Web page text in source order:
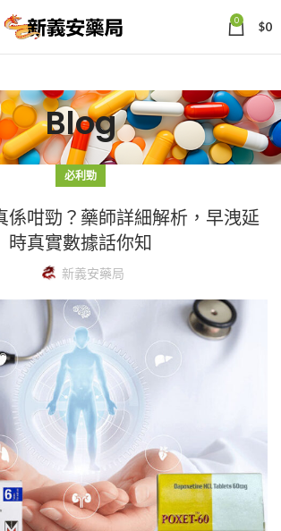
0 $0
Blog
必利勁
係咁勁？藥師詳細解析，早洩延
時真實數據話你知
新義安藥局